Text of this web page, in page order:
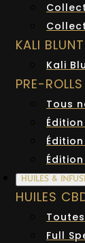
KALI
Kali
PRE-ROLLS
Tous
HUILES &
HUILES
Full